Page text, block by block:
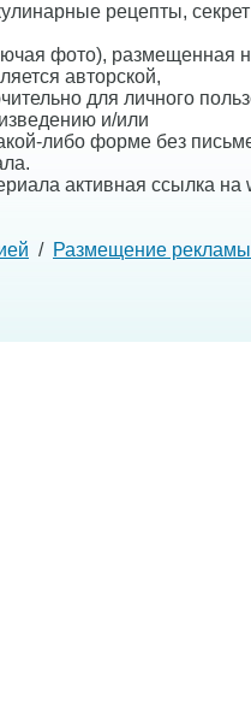
рецепты,
фото), размещенная
авторской,
для личного
и/или
либо форме без
активная ссылка на
/ Размещение рекламы